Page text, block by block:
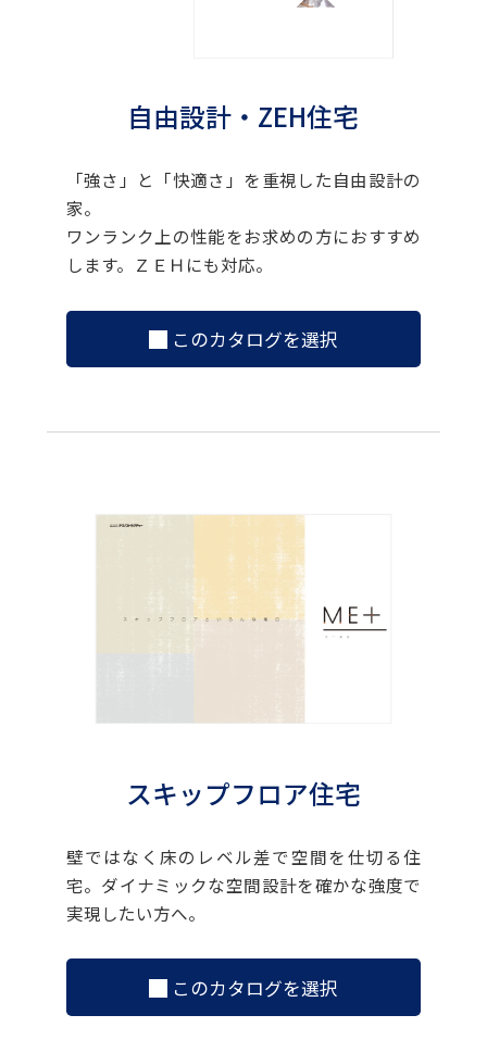
自由設計・ZEH住宅
「強さ」と「快適さ」を重視した自由設計の
家。
ワンランク上の性能をお求めの方におすすめ
します。ＺＥＨにも対応。
このカタログを選択
スキップフロア住宅
壁ではなく床のレベル差で空間を仕切る住
宅。ダイナミックな空間設計を確かな強度で
実現したい方へ。
このカタログを選択